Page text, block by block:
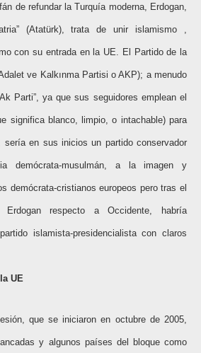
de refundar la Turquía moderna, Erdogan,
(Atatürk), trata de unir islamismo ,
con su entrada en la UE. El Partido de la
ve Kalkınma Partisi o AKP); a menudo
Parti”, ya que sus seguidores emplean el
significa blanco, limpio, o intachable) para
en sus inicios un partido conservador
demócrata-musulmán, a la imagen y
demócrata-cristianos europeos pero tras el
Erdogan respecto a Occidente, habría
islamista-presidencialista con claros
UE
que se iniciaron en octubre de 2005,
y algunos países del bloque como